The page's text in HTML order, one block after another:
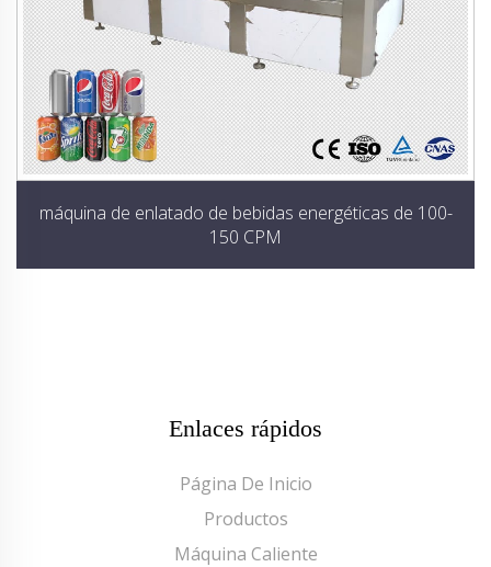
máquina de enlatado de bebidas energéticas de 100-
150 CPM
Enlaces rápidos
Página De Inicio
Productos
Máquina Caliente